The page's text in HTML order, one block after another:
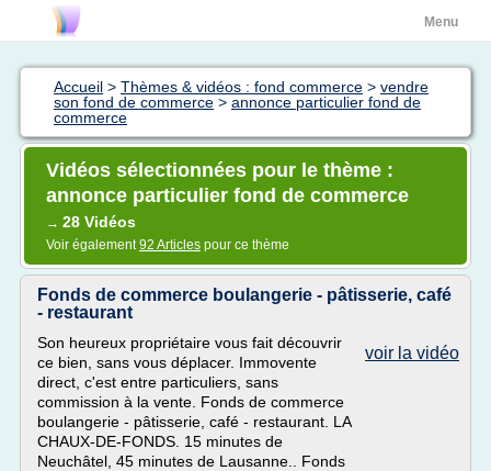
Menu
Accueil > Thèmes & vidéos : fond commerce > vendre
son fond de commerce > annonce particulier fond de
commerce
Vidéos sélectionnées pour le thème :
annonce particulier fond de commerce
→ 28 Vidéos
Voir également92 Articles pour ce thème
Fonds de commerce boulangerie - pâtisserie, café
- restaurant
voir la vidéo
Son heureux propriétaire vous fait découvrir
ce bien, sans vous déplacer. Immovente
direct, c'est entre particuliers, sans
commission à la vente. Fonds de commerce
boulangerie - pâtisserie, café - restaurant. LA
CHAUX-DE-FONDS. 15 minutes de
Neuchâtel, 45 minutes de Lausanne.. Fonds